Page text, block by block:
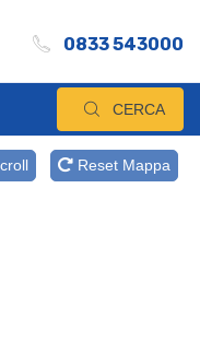
0833 543000
CERCA
Reset Mappa